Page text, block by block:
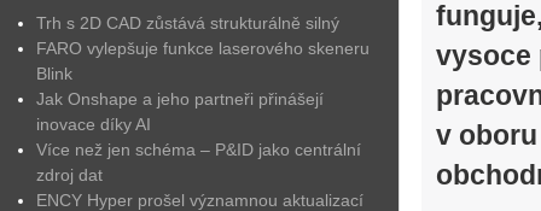
Trh s 2D CAD zůstává strukturálně silný
FARO vylepšuje funkce laserového skeneru
Blink
Jak Onshape a jeho partneři přinášejí
inovace díky AI
Více než jen schéma – P&ID jako centrální
zdroj dat
ENCY Hyper prošel významnou aktualizací
vysoce
v